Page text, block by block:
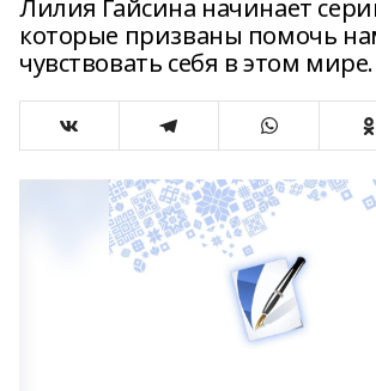
Лилия Гайсина начинает
которые призваны помочь
чувствовать себя в этом мире.